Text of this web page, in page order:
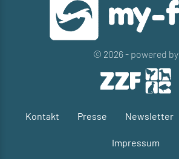
© 2026 - powered by
Kontakt Presse Newsletter
Impressum